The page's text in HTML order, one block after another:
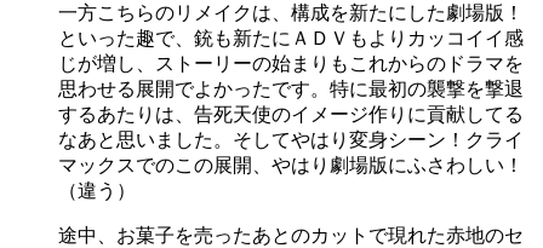
一方こちらのリメイクは、構成を新たにした劇場版！
といった趣で、銃も新たにＡＤＶもよりカッコイイ感
じが増し、ストーリーの始まりもこれからのドラマを
思わせる展開でよかったです。特に最初の襲撃を撃退
するあたりは、告死天使のイメージ作りに貢献してる
なあと思いました。そしてやはり変身シーン！クライ
マックスでのこの展開、やはり劇場版にふさわしい！
（違う）
途中、お菓子を売ったあとのカットで現れた赤地のセ